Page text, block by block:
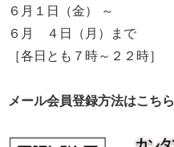
６月１日（金） ～
６月 ４日（月）まで
［各日とも７時～２２時］
メール会員登録方法はこちら